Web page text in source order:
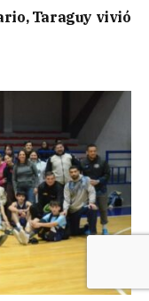
Taraguy vivió